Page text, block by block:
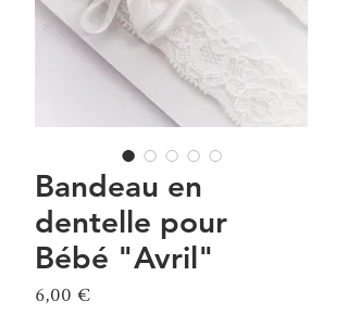
Bandeau en
dentelle pour
Bébé "Avril"
6,00 €Prix